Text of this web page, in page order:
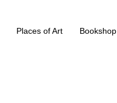
Places of Art Bookshop